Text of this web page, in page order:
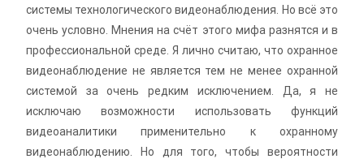
системы технологического видеонаблюдения. Но всё это
очень условно. Мнения на счёт этого мифа разнятся и в
профессиональной среде. Я лично считаю, что охранное
видеонаблюдение не является тем не менее охранной
системой за очень редким исключением. Да, я не
исключаю возможности использовать функций
видеоаналитики применительно к охранному
видеонаблюдению. Но для того, чтобы вероятности